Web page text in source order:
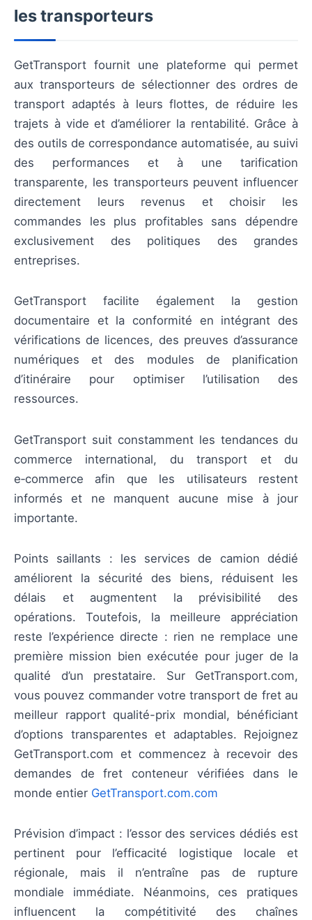
les transporteurs
GetTransport fournit une plateforme qui permet
aux transporteurs de sélectionner des ordres de
transport adaptés à leurs flottes, de réduire les
trajets à vide et d’améliorer la rentabilité. Grâce à
des outils de correspondance automatisée, au suivi
des performances et à une tarification
transparente, les transporteurs peuvent influencer
directement leurs revenus et choisir les
commandes les plus profitables sans dépendre
exclusivement des politiques des grandes
entreprises.
GetTransport facilite également la gestion
documentaire et la conformité en intégrant des
vérifications de licences, des preuves d’assurance
numériques et des modules de planification
d’itinéraire pour optimiser l’utilisation des
ressources.
GetTransport suit constamment les tendances du
commerce international, du transport et du
e‑commerce afin que les utilisateurs restent
informés et ne manquent aucune mise à jour
importante.
Points saillants : les services de camion dédié
améliorent la sécurité des biens, réduisent les
délais et augmentent la prévisibilité des
opérations. Toutefois, la meilleure appréciation
reste l’expérience directe : rien ne remplace une
première mission bien exécutée pour juger de la
qualité d’un prestataire. Sur GetTransport.com,
vous pouvez commander votre transport de fret au
meilleur rapport qualité-prix mondial, bénéficiant
d’options transparentes et adaptables. Rejoignez
GetTransport.com et commencez à recevoir des
demandes de fret conteneur vérifiées dans le
monde entier GetTransport.com.com
Prévision d’impact : l’essor des services dédiés est
pertinent pour l’efficacité logistique locale et
régionale, mais il n’entraîne pas de rupture
mondiale immédiate. Néanmoins, ces pratiques
influencent la compétitivité des chaînes